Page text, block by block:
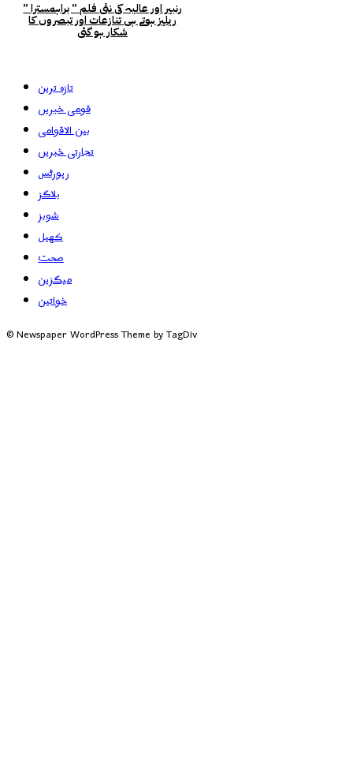
رنبیر اور عالیہ کی نئی فلم ” براہمسترا ”
ریلیز ہوتے ہی تنازعات اور تبصروں کا
شکار ہو گئی
تازہ ترین
قومی خبریں
بین الاقوامی
تجارتی خبریں
رپورٹس
بلاگز
شوبز
کھیل
صحت
میگزین
خواتین
© Newspaper WordPress Theme by TagDiv